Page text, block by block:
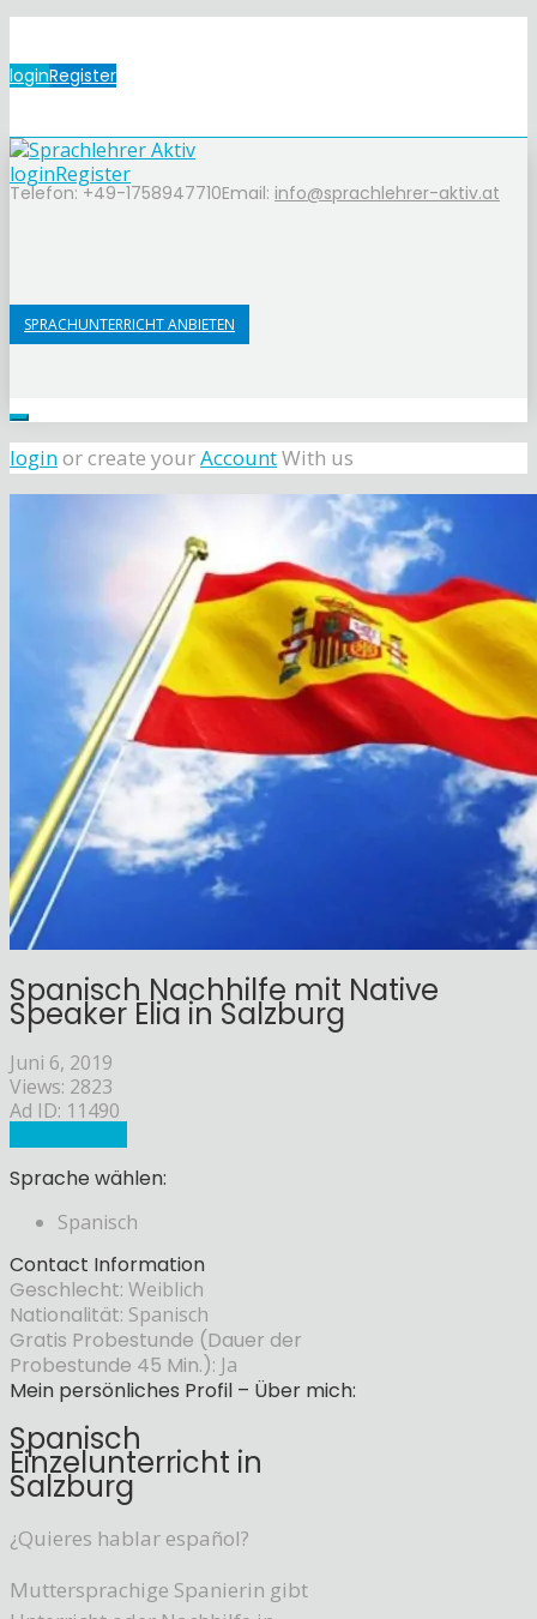
loginRegister
Telefon: +49-1758947710Email: info@sprachlehrer-aktiv.at
loginRegister
SPRACHUNTERRICHT ANBIETEN
loginor create yourAccountWith us
Spanisch Nachhilfe mit Native
Speaker Elia in Salzburg
Juni 6, 2019
Views: 2823
Ad ID: 11490
Sprache wählen:
Spanisch
Contact Information
Geschlecht: Weiblich
Nationalität: Spanisch
Gratis Probestunde (Dauer der
Probestunde 45 Min.): Ja
Mein persönliches Profil – Über mich:
Spanisch
Einzelunterricht in
Salzburg
¿Quieres hablar español?
Muttersprachige Spanierin gibt